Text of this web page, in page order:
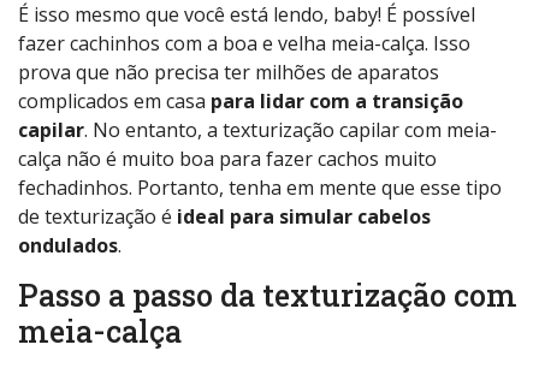
É isso mesmo que você está lendo, baby! É possível
fazer cachinhos com a boa e velha meia-calça. Isso
prova que não precisa ter milhões de aparatos
complicados em casa para lidar com a transição
capilar. No entanto, a texturização capilar com meia-
calça não é muito boa para fazer cachos muito
fechadinhos. Portanto, tenha em mente que esse tipo
de texturização é ideal para simular cabelos
ondulados.
Passo a passo da texturização com
meia-calça